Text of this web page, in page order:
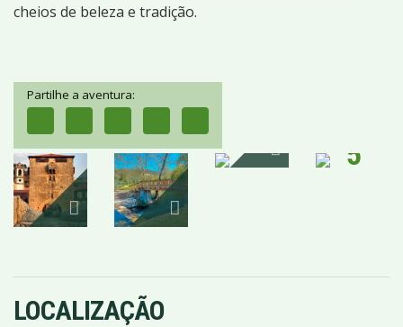
cheios de beleza e tradição.
Partilhe a aventura:
5
IMAGENS
LOCALIZAÇÃO